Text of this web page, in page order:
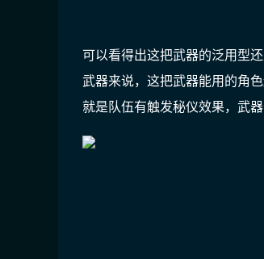
可以看得出这把武器的泛用型
武器来说，这把武器能用的角
就是队伍有触发秘仪效果，武器